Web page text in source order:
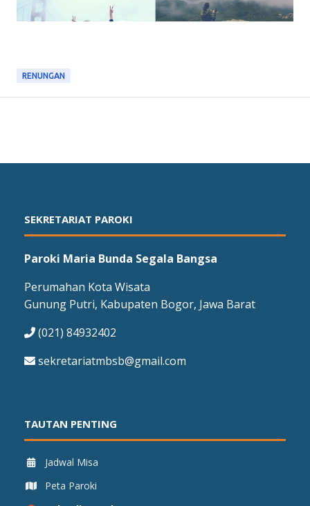
RENUNGAN
SEKRETARIAT PAROKI
Paroki Maria Bunda Segala Bangsa
Perumahan Kota Wisata
Gunung Putri, Kabupaten Bogor, Jawa Barat
(021) 84932402
sekretariatmbsb@gmail.com
TAUTAN PENTING
Jadwal Misa
Peta Paroki